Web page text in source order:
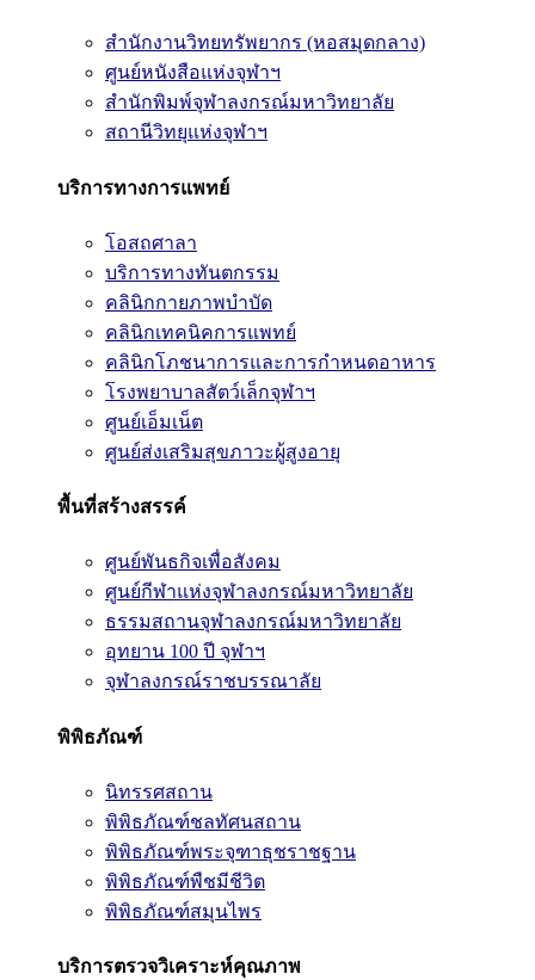
สำนักงานวิทยทรัพยากร (หอสมุดกลาง)
ศูนย์หนังสือแห่งจุฬาฯ
สำนักพิมพ์จุฬาลงกรณ์มหาวิทยาลัย
สถานีวิทยุแห่งจุฬาฯ
บริการทางการแพทย์
โอสถศาลา
บริการทางทันตกรรม
คลินิกกายภาพบำบัด
คลินิกเทคนิคการแพทย์
คลินิกโภชนาการและการกำหนดอาหาร
โรงพยาบาลสัตว์เล็กจุฬาฯ
ศูนย์เอ็มเน็ต
ศูนย์ส่งเสริมสุขภาวะผู้สูงอายุ
พื้นที่สร้างสรรค์
ศูนย์พันธกิจเพื่อสังคม
ศูนย์กีฬาแห่งจุฬาลงกรณ์มหาวิทยาลัย
ธรรมสถานจุฬาลงกรณ์มหาวิทยาลัย
อุทยาน 100 ปี จุฬาฯ
จุฬาลงกรณ์ราชบรรณาลัย
พิพิธภัณฑ์
นิทรรศสถาน
พิพิธภัณฑ์ชลทัศนสถาน
พิพิธภัณฑ์พระจุฑาธุชราชฐาน
พิพิธภัณฑ์พืชมีชีวิต
พิพิธภัณฑ์สมุนไพร
บริการตรวจวิเคราะห์คุณภาพ